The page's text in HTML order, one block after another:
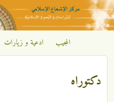
تجاوز إلى
مركز
الإشعاع
المجيب ادعية و زيارات
دكتوراه